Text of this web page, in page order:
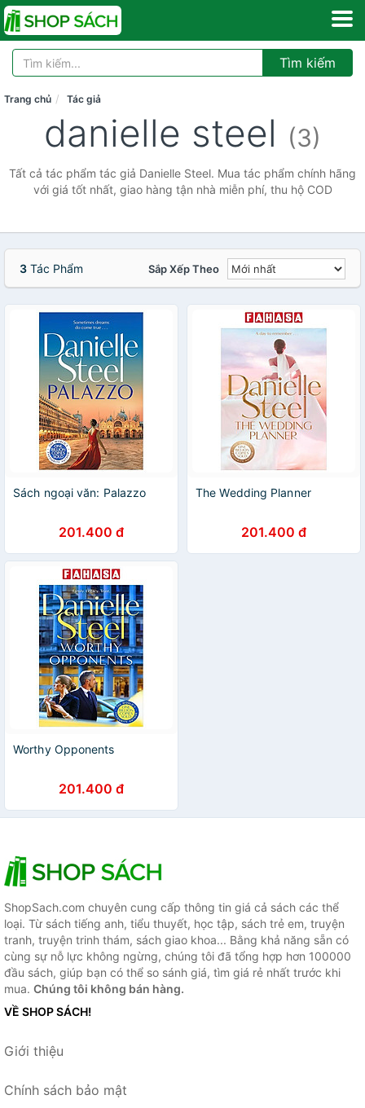
Tìm kiếm
Trang chủ Tác giả
danielle steel (3)
Tất cả tác phẩm tác giả Danielle Steel. Mua tác phẩm chính hãng
với giá tốt nhất, giao hàng tận nhà miễn phí, thu hộ COD
3 Tác Phẩm Sắp Xếp Theo
Sách ngoại văn: Palazzo
201.400 đ
The Wedding Planner
201.400 đ
Worthy Opponents
201.400 đ
ShopSach.com chuyên cung cấp thông tin giá cả sách các thể
loại. Từ sách tiếng anh, tiểu thuyết, học tập, sách trẻ em, truyện
tranh, truyện trinh thám, sách giao khoa... Bằng khả năng sẵn có
cùng sự nỗ lực không ngừng, chúng tôi đã tổng hợp hơn 100000
đầu sách, giúp bạn có thể so sánh giá, tìm giá rẻ nhất trước khi
mua. Chúng tôi không bán hàng.
VỀ SHOP SÁCH!
Giới thiệu
Chính sách bảo mật